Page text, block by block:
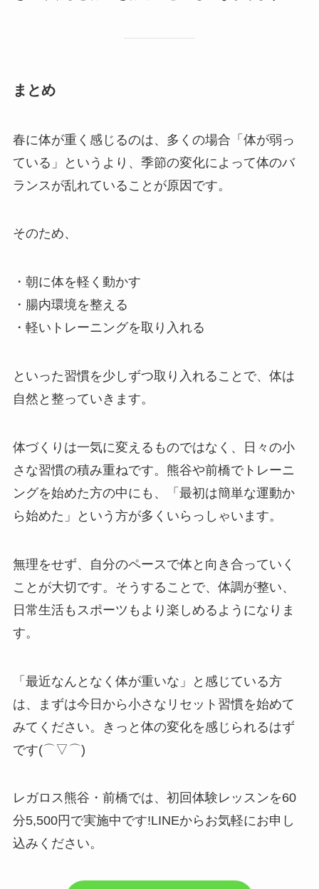
まとめ
春に体が重く感じるのは、多くの場合「体が弱っ
ている」というより、季節の変化によって体のバ
ランスが乱れていることが原因です。
そのため、
・朝に体を軽く動かす
・腸内環境を整える
・軽いトレーニングを取り入れる
といった習慣を少しずつ取り入れることで、体は
自然と整っていきます。
体づくりは一気に変えるものではなく、日々の小
さな習慣の積み重ねです。熊谷や前橋でトレーニ
ングを始めた方の中にも、「最初は簡単な運動か
ら始めた」という方が多くいらっしゃいます。
無理をせず、自分のペースで体と向き合っていく
ことが大切です。そうすることで、体調が整い、
日常生活もスポーツもより楽しめるようになりま
す。
「最近なんとなく体が重いな」と感じている方
は、まずは今日から小さなリセット習慣を始めて
みてください。きっと体の変化を感じられるはず
です(⌒▽⌒)
レガロス熊谷・前橋では、初回体験レッスンを60
分5,500円で実施中です!LINEからお気軽にお申し
込みください。